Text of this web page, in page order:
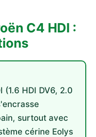
C4 HDI :
(1.6 HDI DV6, 2.0
surtout avec
cérine Eolys